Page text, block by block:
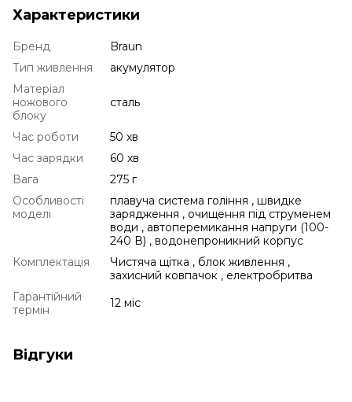
Характеристики
Бренд
Braun
Тип живлення
акумулятор
Матеріал
ножового
блоку
сталь
Час роботи
50 хв
Час зарядки
60 хв
Вага
275 г
Особливості
моделі
плавуча система гоління , швидке
зарядження , очищення під струменем
води , автоперемикання напруги (100-
240 В) , водонепроникний корпус
Комплектація
Чистяча щітка , блок живлення ,
захисний ковпачок , електробритва
Гарантійний
термін
12 міс
Відгуки